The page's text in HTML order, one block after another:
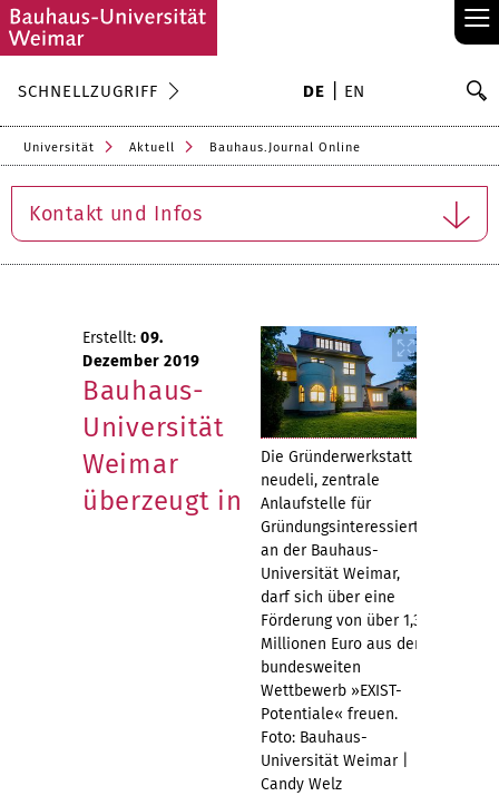
≡
SCHNELLZUGRIFF DE EN
Universität Aktuell Bauhaus.Journal Online
Kontakt und Infos
Die Gründerwerkstatt
neudeli, zentrale
Anlaufstelle für
Gründungsinteressierte
an der Bauhaus-
Universität Weimar,
darf sich über eine
Förderung von über 1,3
Millionen Euro aus dem
bundesweiten
Wettbewerb »EXIST-
Potentiale« freuen.
Foto: Bauhaus-
Universität Weimar |
Candy Welz
Erstellt: 09.
Dezember 2019
Bauhaus-
Universität
Weimar
überzeugt in